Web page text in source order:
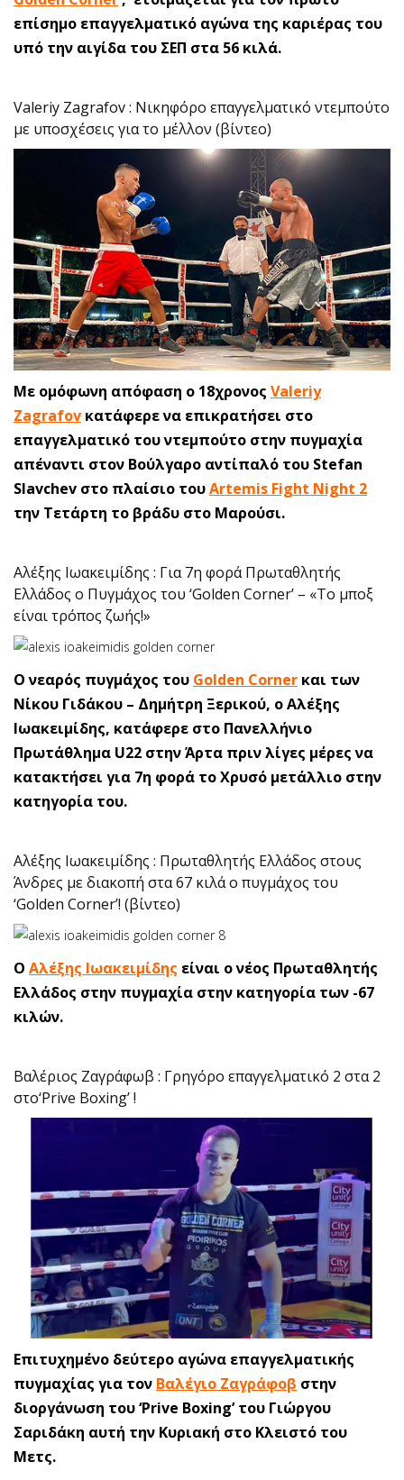
επίσημο επαγγελματικό αγώνα της καριέρας του
υπό την αιγίδα του ΣΕΠ στα 56 κιλά.
Valeriy Zagrafov : Νικηφόρο επαγγελματικό ντεμπούτο
με υποσχέσεις για το μέλλον (βίντεο)
Με ομόφωνη απόφαση ο 18χρονος Valeriy
Zagrafov κατάφερε να επικρατήσει στο
επαγγελματικό του ντεμπούτο στην πυγμαχία
απέναντι στον Βούλγαρο αντίπαλό του Stefan
Slavchev στο πλαίσιο τουArtemis Fight Night 2
την Τετάρτη το βράδυ στο Μαρούσι.
Αλέξης Ιωακειμίδης : Για 7η φορά Πρωταθλητής
Ελλάδος ο Πυγμάχος του ‘Golden Corner’ – «Το μποξ
είναι τρόπος ζωής!»
Ο νεαρός πυγμάχος του Golden Corner και των
Νίκου Γιδάκου – Δημήτρη Ξερικού, ο Αλέξης
Ιωακειμίδης, κατάφερε στο Πανελλήνιο
Πρωτάθλημα U22 στην Άρτα πριν λίγες μέρες να
κατακτήσει για 7η φορά το Χρυσό μετάλλιο στην
κατηγορία του.
Αλέξης Ιωακειμίδης : Πρωταθλητής Ελλάδος στους
Άνδρες με διακοπή στα 67 κιλά ο πυγμάχος του
‘Golden Corner’! (βίντεο)
Ο Αλέξης Ιωακειμίδης είναι ο νέος Πρωταθλητής
Ελλάδος στην πυγμαχία στην κατηγορία των -67
κιλών.
Βαλέριος Ζαγράφωβ : Γρηγόρο επαγγελματικό 2 στα 2
στο‘Prive Boxing’ !
Επιτυχημένο δεύτερο αγώνα επαγγελματικής
πυγμαχίας για τον Bαλέγιο Ζαγράφοβ στην
διοργάνωση του ‘Prive Boxing’ του Γιώργου
Σαριδάκη αυτή την Κυριακή στο Κλειστό του
Μετς.